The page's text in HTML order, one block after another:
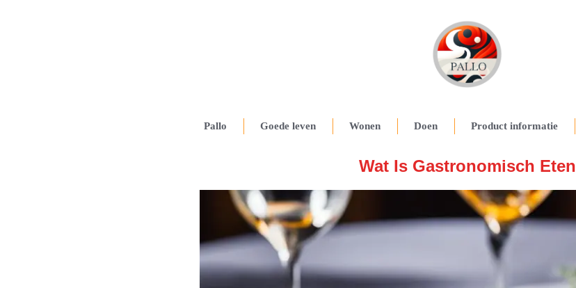
Pallo Goede leven Wonen Doen Product informatie
Wat Is Gastronomisch Eten